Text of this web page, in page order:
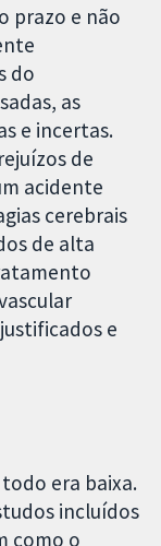
prazo e não
do
as
e incertas.
de
acidente
cerebrais
de alta
e
era baixa.
incluídos
como o